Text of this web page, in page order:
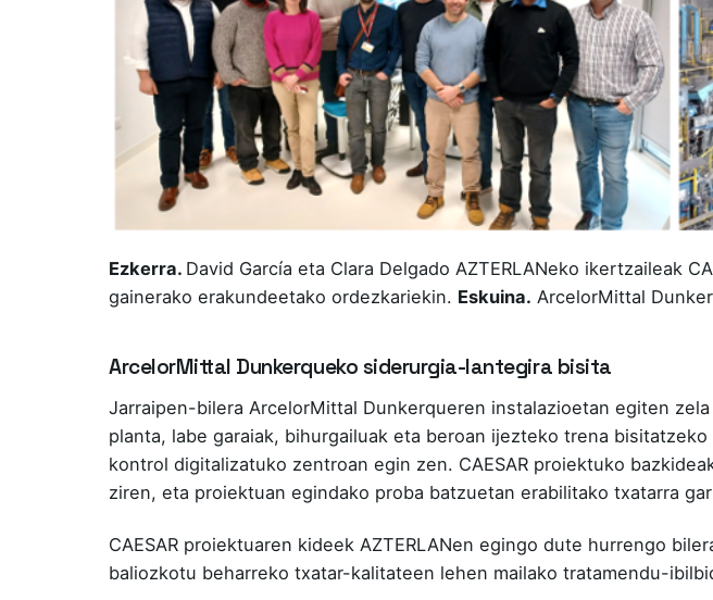
Ezkerra. David García eta Clara Delgado AZTERLANeko ikertzaileak
gainerako erakundeetako ordezkariekin. Eskuina. ArcelorMittal
ArcelorMittal Dunkerqueko siderurgia-lantegira bisita
Jarraipen-bilera ArcelorMittal Dunkerqueren instalazioetan egiten
planta, labe garaiak, bihurgailuak eta beroan ijezteko trena
kontrol digitalizatuko zentroan egin zen. CAESAR proiektuko
ziren, eta proiektuan egindako proba batzuetan erabilitako txatarra
CAESAR proiektuaren kideek AZTERLANen egingo dute hurrengo
baliozkotu beharreko txatar-kalitateen lehen mailako tratamendu-